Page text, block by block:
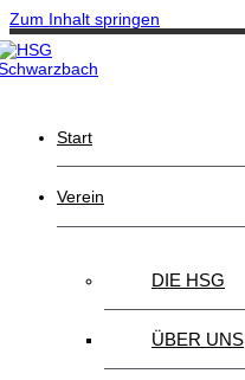
Zum Inhalt springen
Start
Verein
DIE HSG
ÜBER UNS